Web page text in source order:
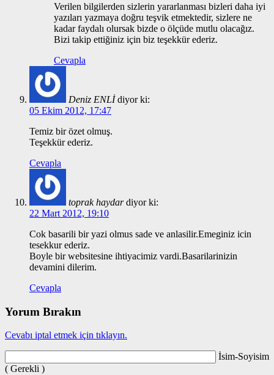
Verilen bilgilerden sizlerin yararlanması bizleri daha iyi
yazıları yazmaya doğru teşvik etmektedir, sizlere ne
kadar faydalı olursak bizde o ölçüde mutlu olacağız.
Bizi takip ettiğiniz için biz teşekkür ederiz.
Cevapla
Deniz ENLİ diyor ki:
05 Ekim 2012, 17:47
Temiz bir özet olmuş.
Teşekkür ederiz.
Cevapla
toprak haydar diyor ki:
22 Mart 2012, 19:10
Cok basarili bir yazi olmus sade ve anlasilir.Emeginiz icin
tesekkur ederiz.
Boyle bir websitesine ihtiyacimiz vardi.Basarilarinizin
devamini dilerim.
Cevapla
Yorum Bırakın
Cevabı iptal etmek için tıklayın.
İsim-Soyisim
( Gerekli )